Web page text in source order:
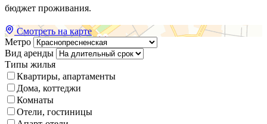
бюджет проживания.
Смотреть на карте
Метро
Вид аренды
Типы жилья
Квартиры, апартаменты
Дома, коттеджи
Комнаты
Отели, гостиницы